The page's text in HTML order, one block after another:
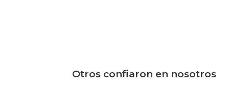
Otros confiaron en nosotros